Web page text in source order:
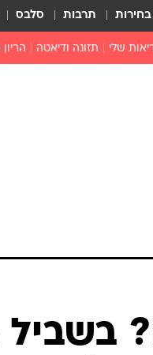
בחירות תרבות סלבס
שלי תזונה ודיאטה הריון
בשביל